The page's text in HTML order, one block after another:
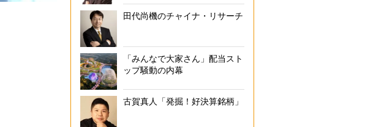
田代尚機のチャイナ・リサーチ
「みんなで大家さん」配当スト
ップ騒動の内幕
古賀真人「発掘！好決算銘柄」